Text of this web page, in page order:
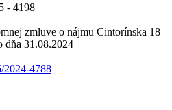
- 4198
zmluve o nájmu Cintorínska 18
dňa 31.08.2024
2024-4788